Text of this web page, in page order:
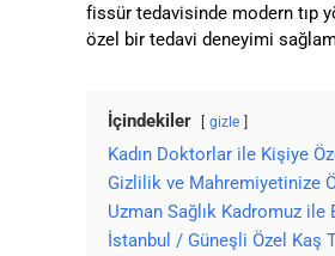
fissür tedavisinde modern tıp
özel bir tedavi deneyimi
İçindekiler gizle
Kadın Doktorlar ile Kişiye
Gizlilik ve Mahremiyetinize
Uzman Sağlık Kadromuz ile
İstanbul / Güneşli Özel Kaş